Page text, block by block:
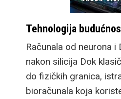
Tehnologija
Računala od neurona i
nakon silicija Dok
do fizičkih granica,
bioračunala koja